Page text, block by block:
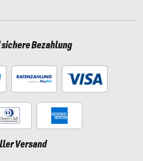
Bezahlung
Versand